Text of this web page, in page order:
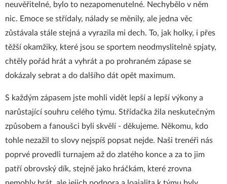
neuvěřitelné, bylo to nezapomenutelné. Nechybělo v něm
nic. Emoce se střídaly, nálady se měnily, ale jedna věc
zůstávala stále stejná a vyrazila mi dech. To, jak holky, i přes
těžší okamžiky, které jsou se sportem neodmyslitelně spjaty,
chtěly pořád hrát a vyhrát a po prohraném zápase se
dokázaly sebrat a do dalšího dát opět maximum.
S každým zápasem jste mohli vidět lepší a lepší výkony a
narůstající souhru celého týmu. Střídačka žila neskutečným
způsobem a fanoušci byli skvělí - děkujeme. Někomu, kdo
tohle nezažil to slovy nejspíš popsat nejde. Naši trenéři nás
poprvé provedli turnajem až do zlatého konce a za to jim
patří obrovský dík, stejně jako hráčkám, které zrovna